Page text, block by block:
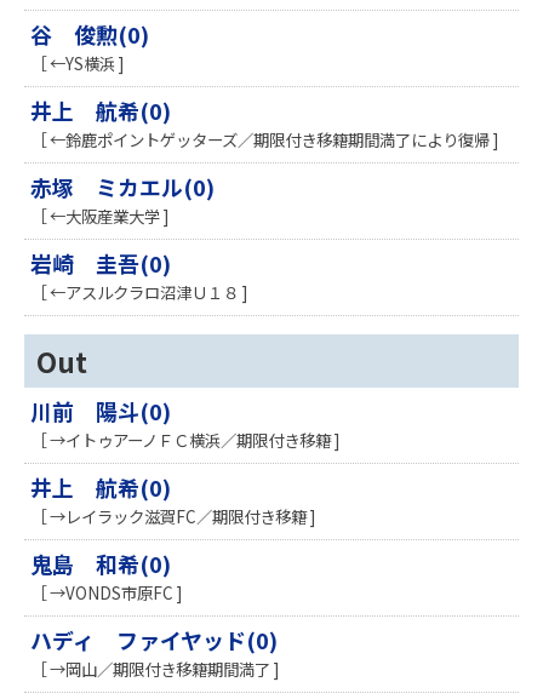
谷 俊勲(0)
［ ←YS横浜 ]
井上 航希(0)
［ ←鈴鹿ポイントゲッターズ／期限付き移籍期間満了により復帰 ]
赤塚 ミカエル(0)
［ ←大阪産業大学 ]
岩崎 圭吾(0)
［ ←アスルクラロ沼津Ｕ１８ ]
Out
川前 陽斗(0)
［ →イトゥアーノＦＣ横浜／期限付き移籍 ]
井上 航希(0)
［ →レイラック滋賀FC／期限付き移籍 ]
鬼島 和希(0)
［ →VONDS市原FC ]
ハディ ファイヤッド(0)
［ →岡山／期限付き移籍期間満了 ]